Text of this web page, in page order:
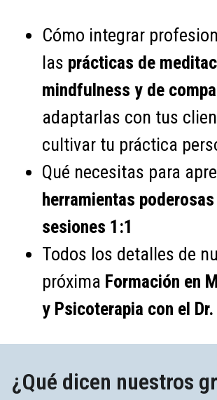
Cómo integrar
las prácticas de
mindfulness y de
adaptarlas con tus
cultivar tu práctica
Qué necesitas para
herramientas
sesiones 1:1
Todos los detalles de
próxima Formación en
y Psicoterapia con el
¿Qué dicen nuestros